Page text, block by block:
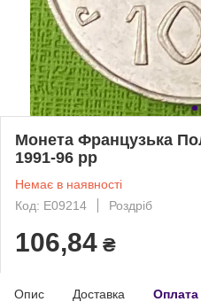
Монета Французька
1991-96 рр
Немає в наявності
Код: Е09214
Роздріб
106,84 ₴
Опис Доставка Оплата